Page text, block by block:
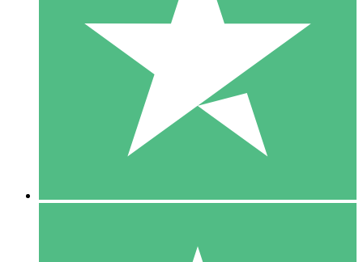
Betala per användning med nedladdningskrediter. Inget
1 Nedladdningar
10 00
10 Nedladdningar